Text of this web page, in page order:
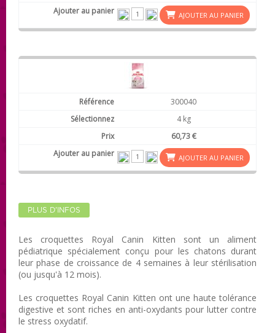
AJOUTER AU PANIER
300040
4 kg
60,73 €
AJOUTER AU PANIER
PLUS D'INFOS
Les croquettes Royal Canin Kitten sont un aliment
pédiatrique spécialement conçu pour les chatons durant
leur phase de croissance de 4 semaines à leur stérilisation
(ou jusqu'à 12 mois).
Les croquettes Royal Canin Kitten ont une haute tolérance
digestive et sont riches en anti-oxydants pour lutter contre
le stress oxydatif.